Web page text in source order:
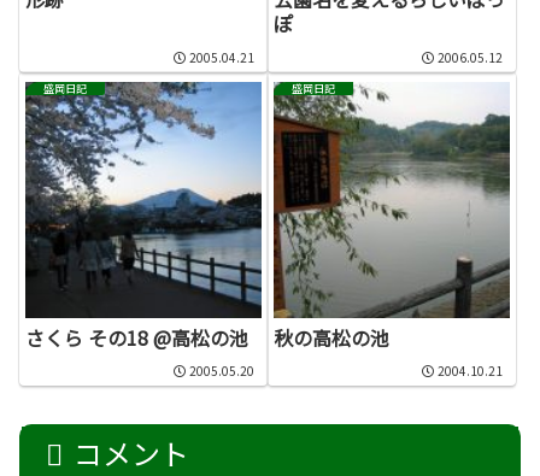
2005.04.21
ぽ
2006.05.12
盛岡日記
さくら その18 @高松の池
2005.05.20
盛岡日記
秋の高松の池
2004.10.21
コメント